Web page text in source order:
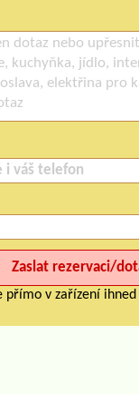
přímo v zařízení